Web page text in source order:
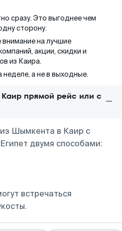
сразу. Это выгоднее чем
сторону.
на лучшие
акции, скидки и
из Каира.
неделе, а не в выходные.
прямой рейс или с
Шымкента в Каир с
двумя способами:
встречаться